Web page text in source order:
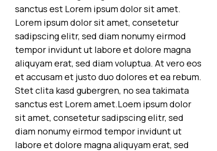
sanctus est Lorem ipsum dolor sit amet.
Lorem ipsum dolor sit amet, consetetur
sadipscing elitr, sed diam nonumy eirmod
tempor invidunt ut labore et dolore magna
aliquyam erat, sed diam voluptua. At vero eos
et accusam et justo duo dolores et ea rebum.
Stet clita kasd gubergren, no sea takimata
sanctus est Lorem amet.Loem ipsum dolor
sit amet, consetetur sadipscing elitr, sed
diam nonumy eirmod tempor invidunt ut
labore et dolore magna aliquyam erat, sed